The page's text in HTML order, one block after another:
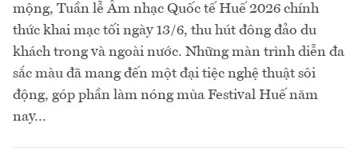
mộng, Tuần lễ Âm nhạc Quốc tế Huế 2026 chính
thức khai mạc tối ngày 13/6, thu hút đông đảo du
khách trong và ngoài nước. Những màn trình diễn đa
sắc màu đã mang đến một đại tiệc nghệ thuật sôi
động, góp phần làm nóng mùa Festival Huế năm
nay...